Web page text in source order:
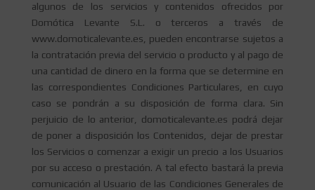
algunos de los servicios y contenidos ofrecidos por
Domótica Levante S.L. o terceros a través de
www.domoticalevante.es, pueden encontrarse sujetos a
la contratación previa del servicio o producto y al pago de
una cantidad de dinero en la forma que se determine en
las correspondientes Condiciones Particulares, en cuyo
caso se pondrán a su disposición de forma clara. Sin
perjuicio de lo anterior, domoticalevante.es podrá dejar
de poner a disposición los Contenidos, dejar de prestar
los Servicios o comenzar a exigir un precio a los Usuarios
por su acceso o prestación. A tal efecto bastará la previa
comunicación al Usuario de las Condiciones Generales de